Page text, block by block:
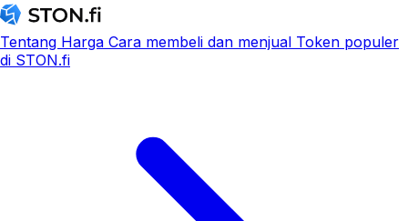
Tentang Harga Cara membeli dan menjual Token populer
di STON.fi